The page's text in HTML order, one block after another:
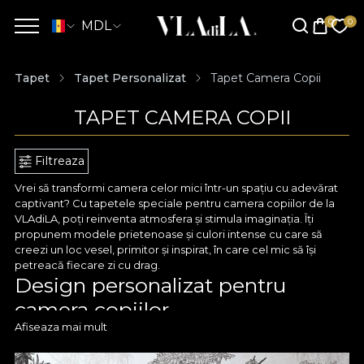
MDL
Tapet Tapet Personalizat Tapet Camera Copii
TAPET CAMERA COPII
Filtreaza
Vrei să transformi camera celor mici într-un spațiu cu adevărat
captivant? Cu tapetele speciale pentru camera copiilor de la
VLAdiLA, poți reinventa atmosfera și stimula imaginația. Îți
propunem modele prietenoase și culori intense cu care să
creezi un loc vesel, primitor și inspirat, în care cel mic să își
petreacă fiecare zi cu drag.
Design personalizat pentru
camera copiilor
joacă și relaxare devine o lume încărcată de culoare, plină de
Afiseaza mai mult